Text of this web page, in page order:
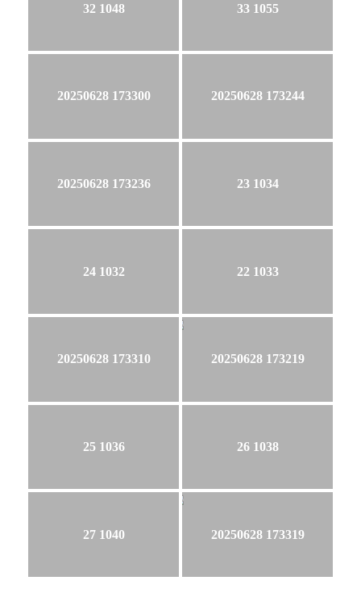
32 1048 33 1055
20250628 173300 20250628 173244
20250628 173236 23 1034
24 1032 22 1033
20250628 173310 20250628 173219
25 1036 26 1038
27 1040 20250628 173319